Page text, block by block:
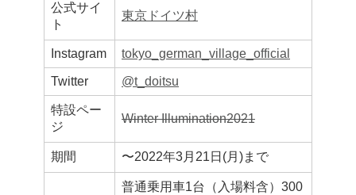
公式サイ
ト
東京ドイツ村
Instagram tokyo_german_village_official
Twitter @t_doitsu
特設ペー
ジ
Winter Illumination2021
期間 〜2022年3月21日(月)まで
普通乗用車1台（入場料含）300